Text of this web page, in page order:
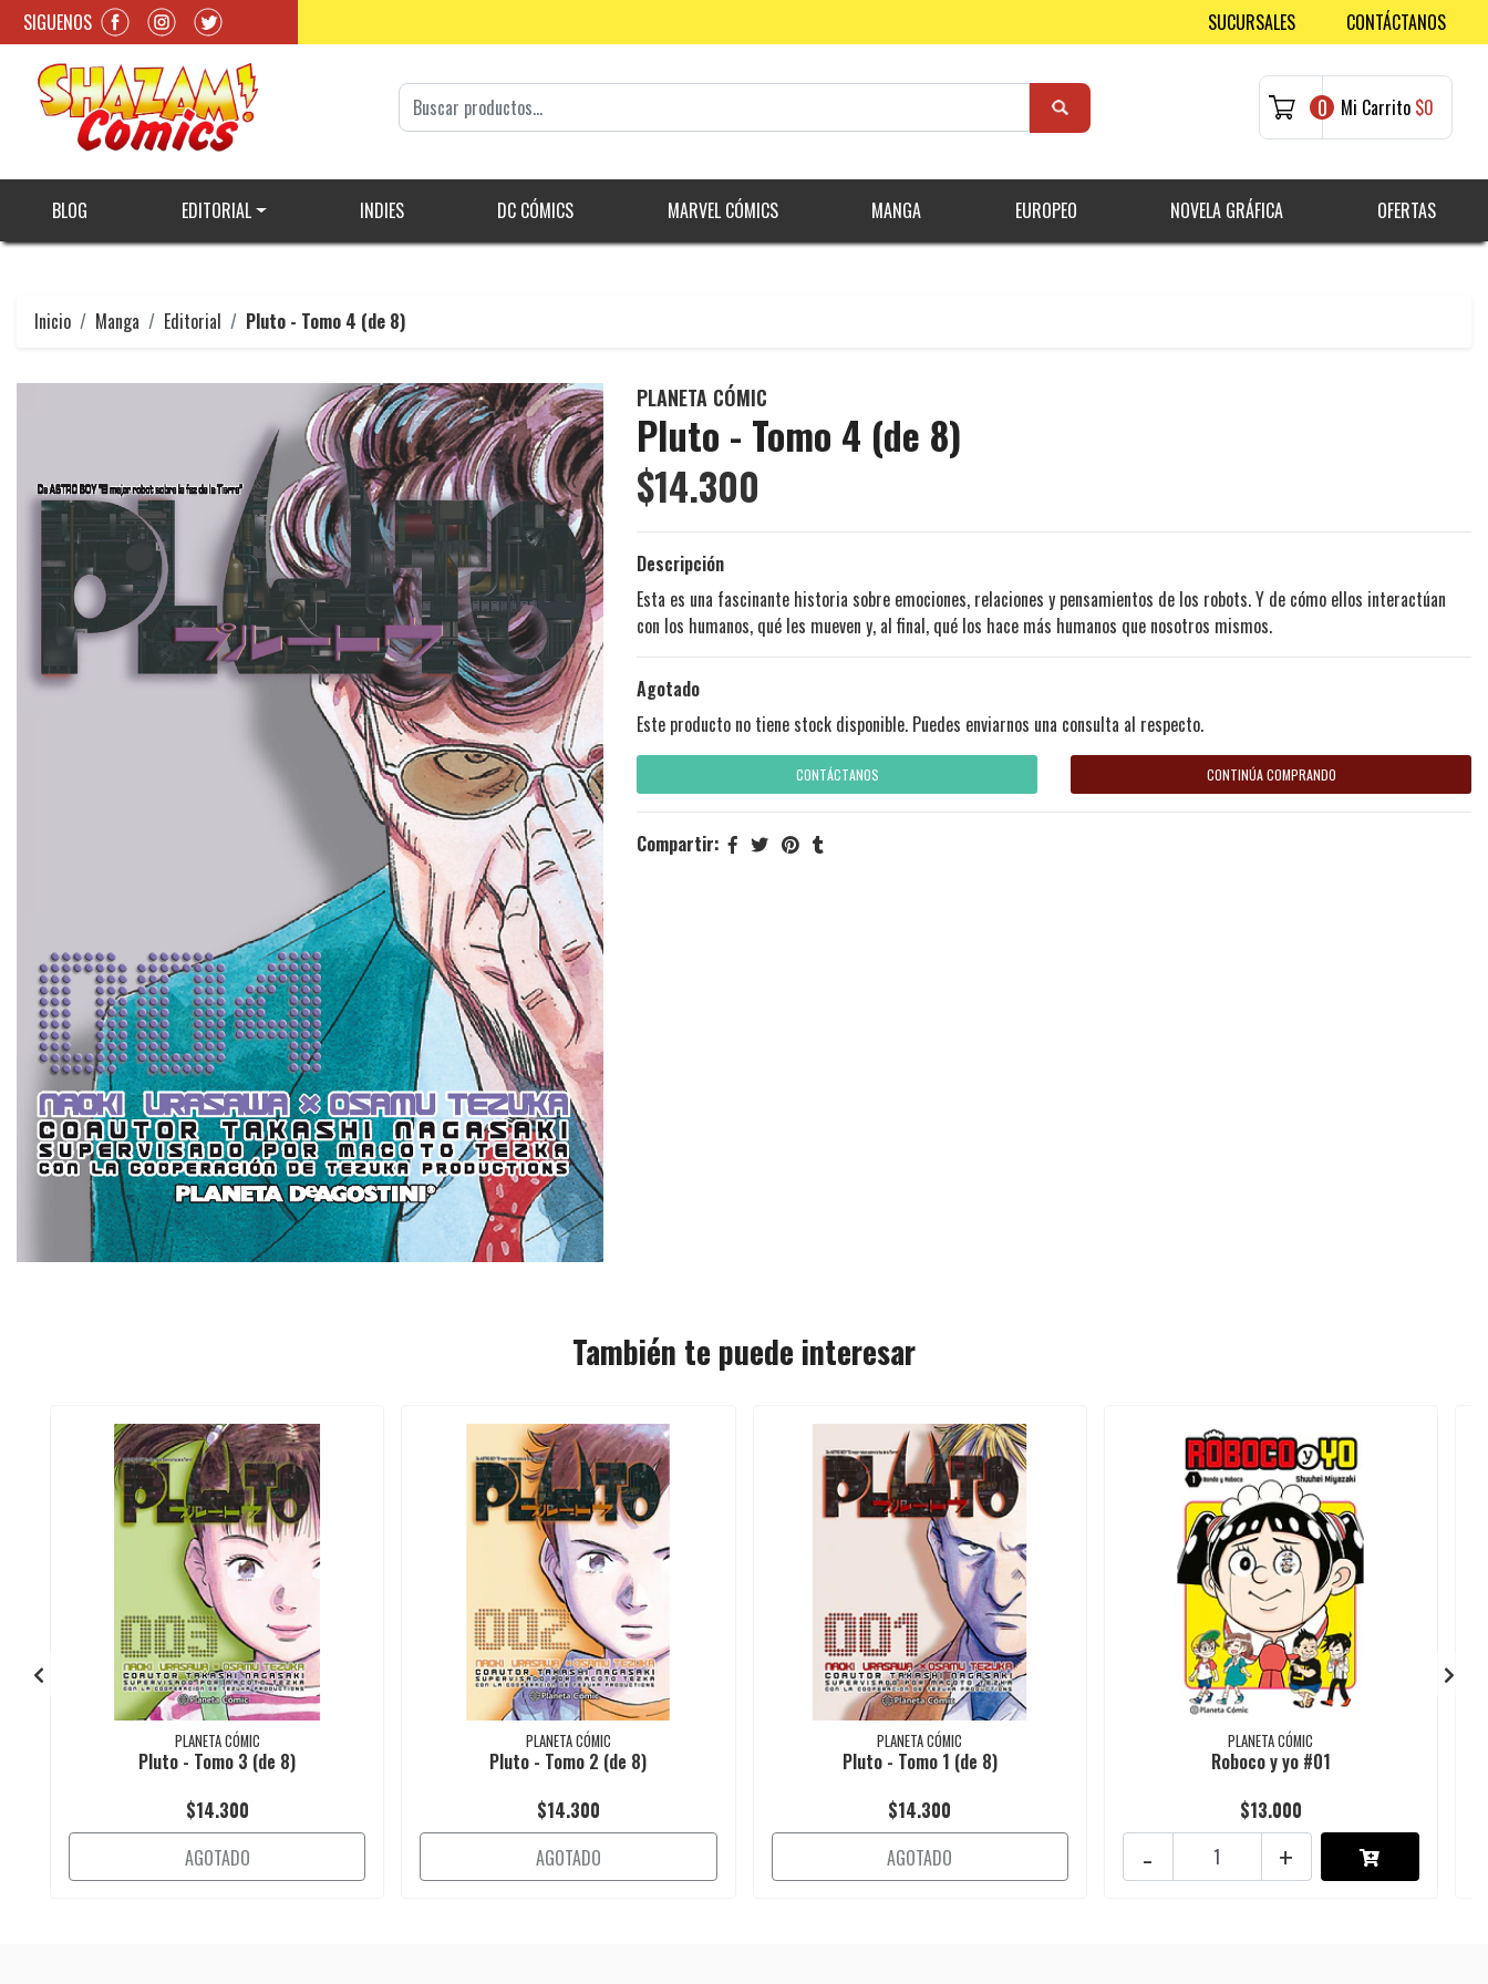
SIGUENOS SUCURSALES CONTÁCTANOS
0 Mi Carrito $0
BLOG EDITORIAL INDIES DC CÓMICS MARVEL CÓMICS MANGA EUROPEO NOVELA GRÁFICA OFERTAS
Inicio Manga Editorial Pluto - Tomo 4 (de 8)
PLANETA CÓMIC
Pluto - Tomo 4 (de 8)
$14.300
Descripción
Esta es una fascinante historia sobre emociones, relaciones y pensamientos de los robots. Y de cómo ellos interactúan
con los humanos, qué les mueven y, al final, qué los hace más humanos que nosotros mismos.
Agotado
Este producto no tiene stock disponible. Puedes enviarnos una consulta al respecto.
CONTÁCTANOS CONTINÚA COMPRANDO
Compartir:
También te puede interesar
PLANETA CÓMIC
Pluto - Tomo 3 (de 8)
$14.300
AGOTADO
PLANETA CÓMIC
Pluto - Tomo 2 (de 8)
$14.300
AGOTADO
PLANETA CÓMIC
Pluto - Tomo 1 (de 8)
$14.300
AGOTADO
PLANETA CÓMIC
Roboco y yo #01
$13.000
+
-